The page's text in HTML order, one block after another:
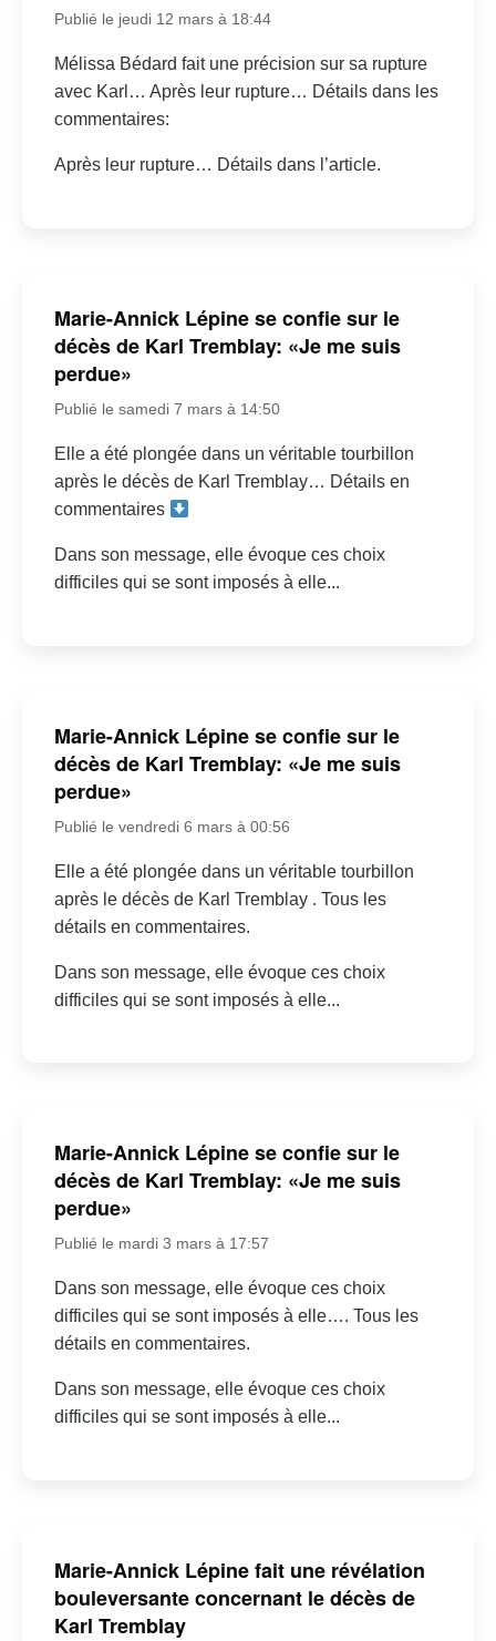
Publié le jeudi 12 mars à 18:44
Mélissa Bédard fait une précision sur sa rupture
avec Karl… Après leur rupture… Détails dans les
commentaires:
Après leur rupture… Détails dans l’article.
Marie-Annick Lépine se confie sur le
décès de Karl Tremblay: «Je me suis
perdue»
Publié le samedi 7 mars à 14:50
Elle a été plongée dans un véritable tourbillon
après le décès de Karl Tremblay… Détails en
commentaires
Dans son message, elle évoque ces choix
difficiles qui se sont imposés à elle...
Marie-Annick Lépine se confie sur le
décès de Karl Tremblay: «Je me suis
perdue»
Publié le vendredi 6 mars à 00:56
Elle a été plongée dans un véritable tourbillon
après le décès de Karl Tremblay . Tous les
détails en commentaires.
Dans son message, elle évoque ces choix
difficiles qui se sont imposés à elle...
Marie-Annick Lépine se confie sur le
décès de Karl Tremblay: «Je me suis
perdue»
Publié le mardi 3 mars à 17:57
Dans son message, elle évoque ces choix
difficiles qui se sont imposés à elle…. Tous les
détails en commentaires.
Dans son message, elle évoque ces choix
difficiles qui se sont imposés à elle...
Marie-Annick Lépine fait une révélation
bouleversante concernant le décès de
Karl Tremblay